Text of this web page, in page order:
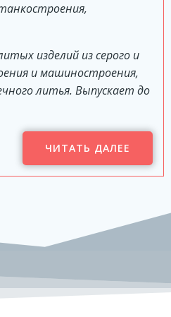
изделий из серого и
и машиностроения,
литья. Выпускает до
ЧИТАТЬ ДАЛЕЕ